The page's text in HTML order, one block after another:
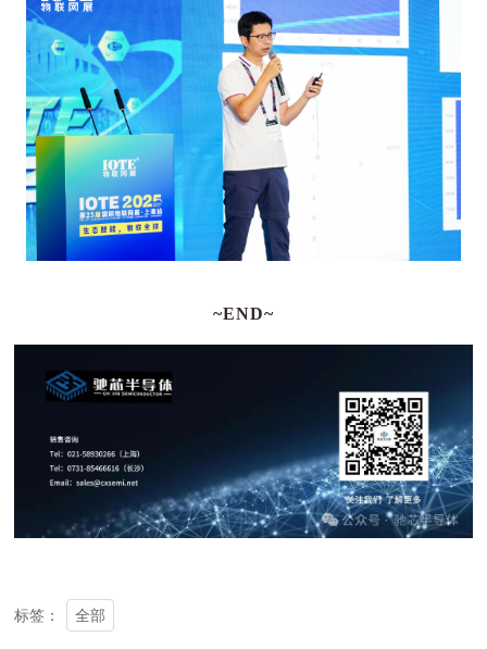
~END~
标签： 全部